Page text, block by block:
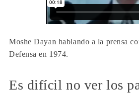
Moshe Dayan hablando a la prensa
Defensa en 1974.
Es difícil no ver los